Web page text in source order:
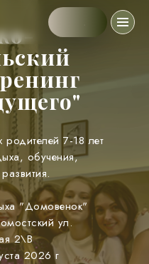
7-18 лет
обучения,
"Домовенок"
ул.
2\В
2026 г